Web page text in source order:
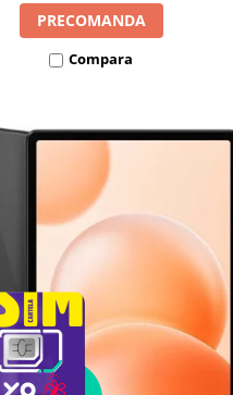
PRECOMANDA
Compara